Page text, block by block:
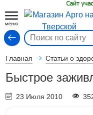
Главная Статьи о
Быстрое
23 Июля 2010